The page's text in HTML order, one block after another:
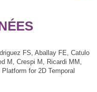
FS, Aballay FE, Catulo
M, Crespi M, Ricardi MM,
for 2D Temporal